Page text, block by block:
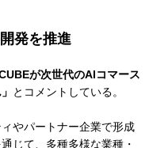
発を推進
CUBEが次世代のAIコマース
とコメントしている。
やパートナー企業で形成
じて、多種多様な業種・